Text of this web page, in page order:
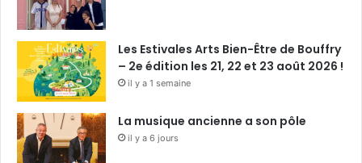
Les Estivales Arts Bien-Être de Bouffry
– 2e édition les 21, 22 et 23 août 2026 !
il y a 1 semaine
La musique ancienne a son pôle
il y a 6 jours